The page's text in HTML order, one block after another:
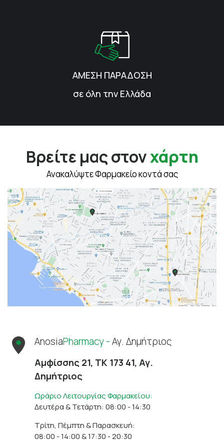
ΑΜΕΣΗ ΠΑΡΑΔΟΣΗ
σε όλη την Ελλάδα
Βρείτε μας στονχάρτη
Ανακαλύψτε Φαρμακείο κοντά σας
AnosiaPharmacy -Αγ. Δημήτριος
Αμφίσσης 21, ΤΚ 173 41, Αγ.
Δημήτριος
Ωράριο Λειτουργίας Φαρμακείου:
Δευτέρα & Τετάρτη: 08:00 - 14:30
Τρίτη, Πέμπτη & Παρασκευή:
08:00 - 14:00 & 17:30 - 20:30